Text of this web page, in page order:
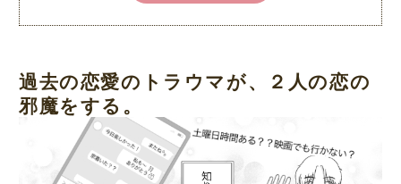
過去の恋愛のトラウマが、２人の恋の
邪魔をする。